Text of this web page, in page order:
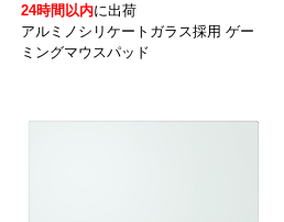
24時間以内に出荷
アルミノシリケートガラス採用 ゲー
ミングマウスパッド